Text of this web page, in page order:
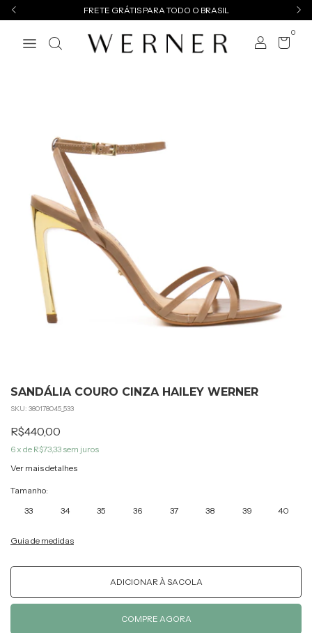
FRETE GRÁTIS PARA TODO O BRASIL
0
SANDÁLIA COURO CINZA HAILEY WERNER
SKU: 380178045_533
R$440,00
6 x de R$73,33 sem juros
Ver mais detalhes
Tamanho:
33
34 35 36 37 38 39 40
Guia de medidas